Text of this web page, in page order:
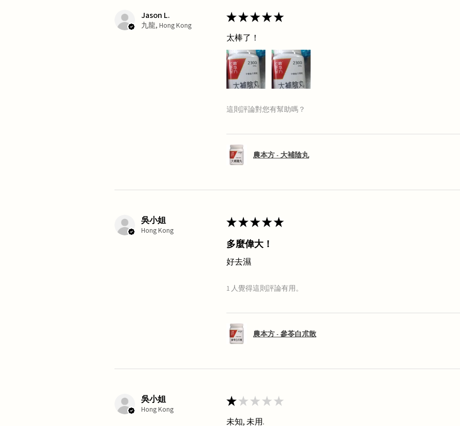
Jason L.
九龍, Hong Kong
★★★★★
太棒了！
這則評論對您有幫助嗎？
農本方 - 大補陰丸
吳小姐
Hong Kong
★★★★★
多麼偉大！
好去濕
1 人覺得這則評論有用。
農本方 - 參苓白朮散
吳小姐
Hong Kong
★★★★★
未知, 未用.